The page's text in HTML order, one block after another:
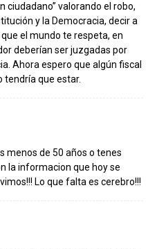
ciudadano” valorando el robo,
y la Democracia, decir a
el mundo te respeta, en
deberían ser juzgadas por
Ahora espero que algún fiscal
tendría que estar.
menos de 50 años o tenes
la informacion que hoy se
Lo que falta es cerebro!!!